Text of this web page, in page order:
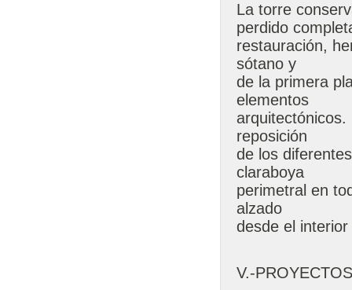
La torre
perdido
restauración,
sótano y
de la primera
elementos
reposición
de los
claraboya
perimetral en
alzado
desde el
V.-